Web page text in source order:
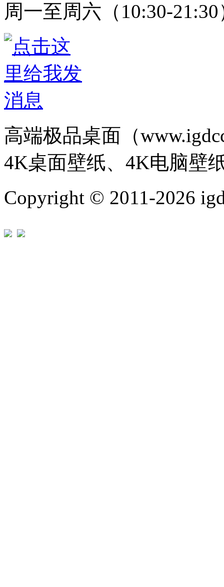
周一至周六（10:30-21:30
高端极品桌面（
4K桌面壁纸、4K电脑壁
Copyright © 2011-2026